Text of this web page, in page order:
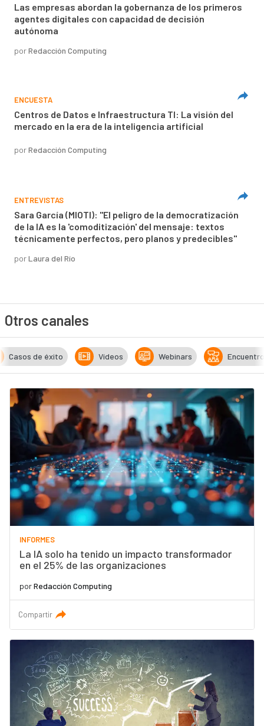
Las empresas abordan la gobernanza de los primeros
agentes digitales con capacidad de decisión
autónoma
porRedacción Computing
ENCUESTA
Centros de Datos e Infraestructura TI: La visión del
mercado en la era de la inteligencia artificial
porRedacción Computing
ENTREVISTAS
Sara García (MIOTI): "El peligro de la democratización
de la IA es la 'comoditización' del mensaje: textos
técnicamente perfectos, pero planos y predecibles"
porLaura del Río
Otros canales
Casos de éxito Vídeos Webinars
INFORMES
La IA solo ha tenido un impacto transformador
en el 25% de las organizaciones
porRedacción Computing
Compartir